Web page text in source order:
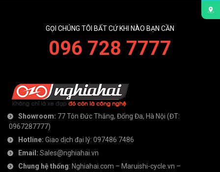
GỌI CHÚNG TÔI BẤT CỨ KHI NÀO BẠN CẦN
096 728 7777
Showroom: 77 Tôn Đức Thắng, Đống Đa, Hà Nội (ĐT:
0967287777)
Hotline: Giao dịch đại lý: 097486 7486
Email: Sales@nghiahai.vn
Chung hệ thống: Nghiahai.com – Maruishi-cycle.vn –